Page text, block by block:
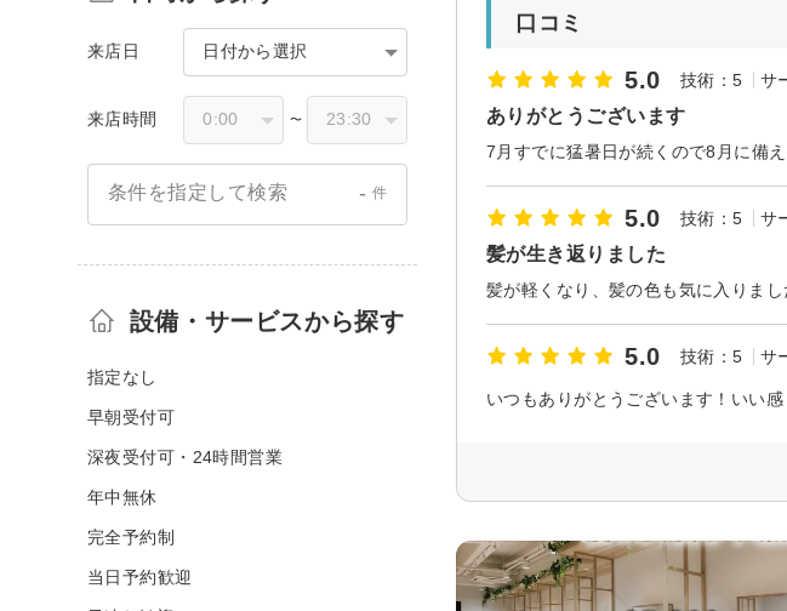
口コミ
5.0 技術：5 サ
ありがとうございます
5.0 技術：5 サ
髪が生き返りました
髪が軽くなり、髪の色も気に入りま
5.0 技術：5 サ
来店日 日付から選択
来店時間 〜
条件を指定して検索 - 件
設備・サービスから探す
指定なし
早朝受付可
深夜受付可・24時間営業
年中無休
完全予約制
当日予約歓迎